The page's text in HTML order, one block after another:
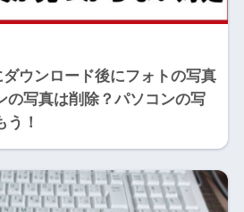
ウンロード後にフォトの写真
の写真は削除？パソコンの写
！